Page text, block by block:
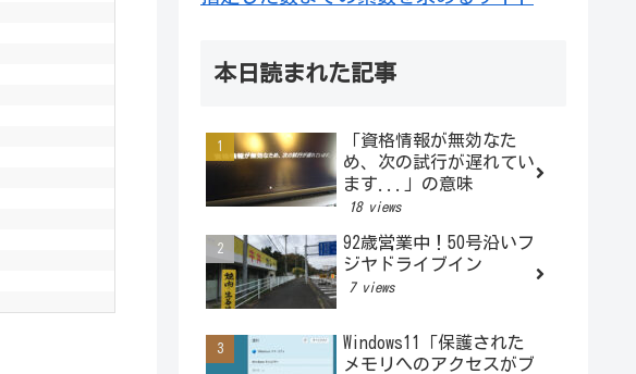
本日読まれた記事
「資格情報が無効なた
め、次の試行が遅れてい
ます...」の意味
18 views
92歳営業中！50号沿いフ
ジヤドライブイン
7 views
Windows11「保護された
メモリへのアクセスがブ